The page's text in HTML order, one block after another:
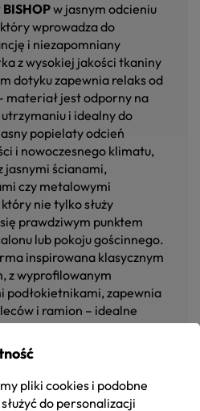
w jasnym odcieniu
wprowadza do
i niezapomniany
z wysokiej jakości tkaniny
dotyku zapewnia relaks od
materiał jest odporny na
i idealny do
popielaty odcień
i nowoczesnego klimatu,
jasnymi ścianami,
czy metalowymi
nie tylko służy
prawdziwym punktem
lub pokoju gościnnego.
inspirowana klasycznym
z wyprofilowanym
podłokietnikami, zapewnia
i ramion – idealne
książki, relaksu po pracy
Nogi wykonane z litego
dodają meblowi ciepła i
świetnie
stylami aranżacji – od
pliki cookies i podobne
do personalizacji